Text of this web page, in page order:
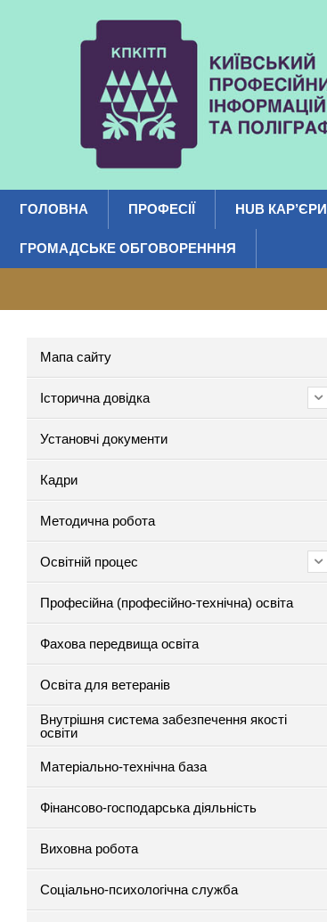
ГОЛОВНА ПРОФЕСІЇ HUB КАР’ЄРИ
ГРОМАДСЬКЕ ОБГОВОРЕНННЯ
Мапа сайту
Історична довідка
Установчі документи
Кадри
Методична робота
Освітній процес
Професійна (професійно-технічна) освіта
Фахова передвища освіта
Освіта для ветеранів
Внутрішня система забезпечення якості
освіти
Матеріально-технічна база
Фінансово-господарська діяльність
Виховна робота
Соціально-психологічна служба